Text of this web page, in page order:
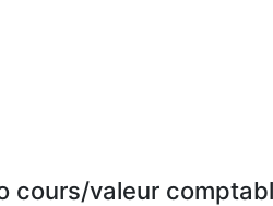
cours/valeur